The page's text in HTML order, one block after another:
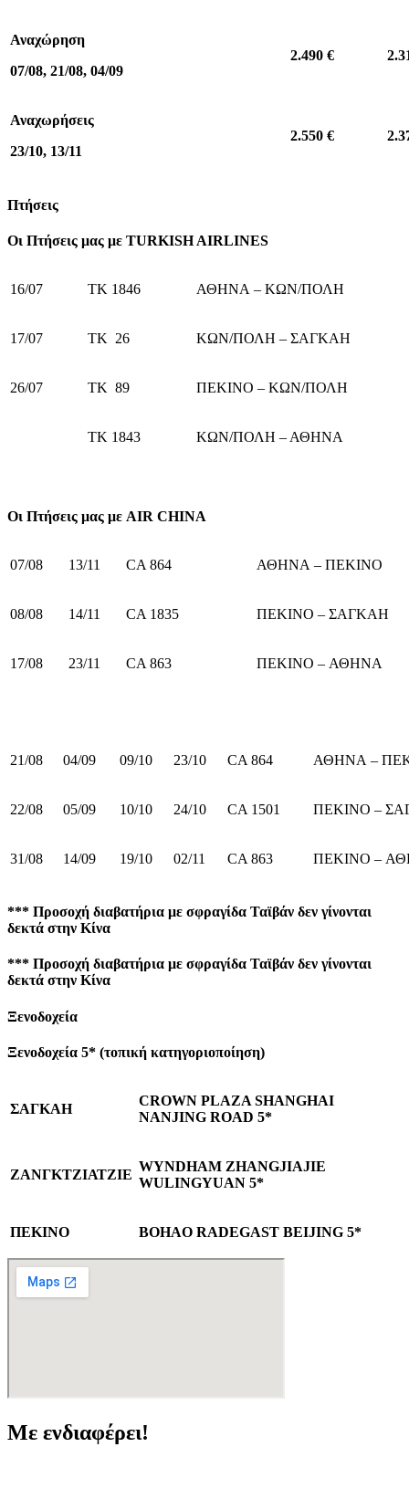
Αναχώρηση
07/08, 21/08, 04/09
2.490 € 2.
Αναχωρήσεις
23/10, 13/11
2.550 € 2.3
Πτήσεις
Οι Πτήσεις μας με TURKISH AIRLINES
16/07 TK 1846 ΑΘΗΝΑ – ΚΩΝ/ΠΟΛΗ
17/07 TK 26 ΚΩΝ/ΠΟΛΗ – ΣΑΓΚΑΗ
26/07 TK 89 ΠΕΚΙΝΟ – ΚΩΝ/ΠΟΛΗ
TK 1843 ΚΩΝ/ΠΟΛΗ – ΑΘΗΝΑ
Οι Πτήσεις μας με AIR CHINA
07/08 13/11 CA 864 ΑΘΗΝΑ – ΠΕΚΙΝΟ
08/08 14/11 CA 1835 ΠΕΚΙΝΟ – ΣΑΓΚΑΗ
17/08 23/11 CA 863 ΠΕΚΙΝΟ – ΑΘΗΝΑ
21/08 04/09 09/10 23/10 CA 864 ΑΘΗΝΑ –
22/08 05/09 10/10 24/10 CA 1501 ΠΕΚΙΝΟ –
31/08 14/09 19/10 02/11 CA 863 ΠΕΚΙΝΟ –
*** Προσοχή διαβατήρια με σφραγίδα Ταϊβάν δεν γίνονται
δεκτά στην Κίνα
*** Προσοχή διαβατήρια με σφραγίδα Ταϊβάν δεν γίνονται
δεκτά στην Κίνα
Ξενοδοχεία
Ξενοδοχεία 5* (τοπική κατηγοριοποίηση)
ΣΑΓΚΑΗ
CROWN PLAZA SHANGHAI
NANJING ROAD 5*
ΖΑΝΓΚΤΖΙΑΤΖΙΕ
WYNDHAM ZHANGJIAJIE
WULINGYUAN 5*
ΠΕΚΙΝΟ BOHAO RADEGAST BEIJING 5*
Με ενδιαφέρει!